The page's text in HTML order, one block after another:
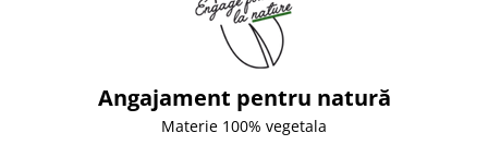
Angajament pentru natură
Materie 100% vegetala